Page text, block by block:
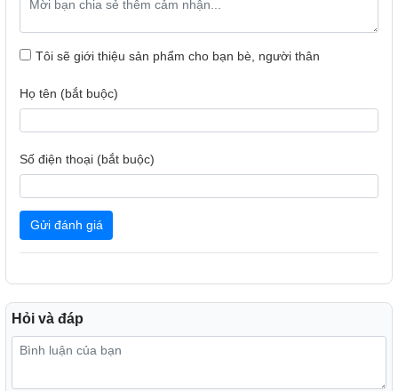
Đắm chìm trong thế giới màu sắc rực rỡ với HDR10 giúp
hình) 98% (Tối thiểu) giúp trò chơi trở nên nổi bật.
Lối Chơi Không Bao Giờ Trong Bóng Tối
Tôi sẽ giới thiệu sản phẩm cho bạn bè, người thân
Họ tên (bắt buộc)
Số điện thoại (bắt buộc)
Gửi đánh giá
Hỏi và đáp